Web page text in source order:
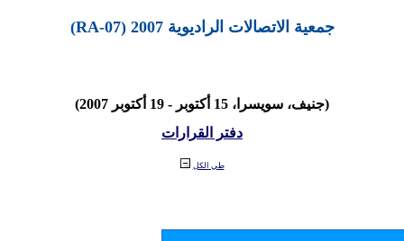
جمعية الاتصالات الراديوية 2007 (RA-07)
(جنيف، سويسرا، 15 أكتوبر - 19 أكتوبر 2007)
دفتر القرارات
طي الكل